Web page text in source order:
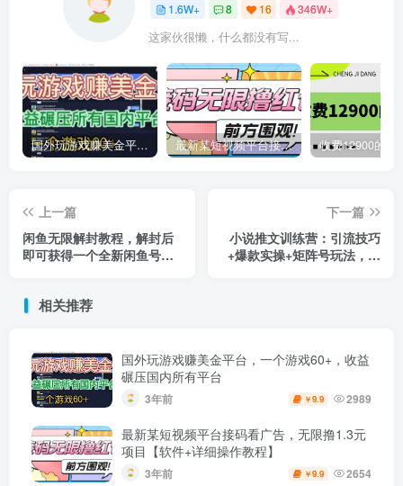
1.6W+ 8 16 346W+
这家伙很懒，什么都没有写...
国外玩游戏赚美金平台，一个游戏60+，收益碾压国内所有平台 最新某短视频平台接码看广告，无限撸1.3元项目【软件+详细操作教程】
上一篇
闲鱼无限解封教程，解封后
即可获得一个全新闲鱼号，
下一篇
小说推文训练营：引流技巧
+爆款实操+矩阵号玩法，百
相关推荐
国外玩游戏赚美金平台，一个游戏60+，收益
碾压国内所有平台
3年前 ￥9.9 2989
最新某短视频平台接码看广告，无限撸1.3元
项目【软件+详细操作教程】
3年前 ￥9.9 2654